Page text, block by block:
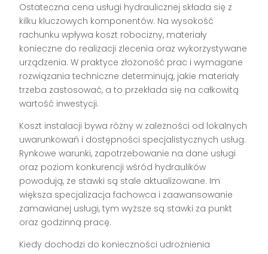
Ostateczna cena usługi hydraulicznej składa się z
kilku kluczowych komponentów. Na wysokość
rachunku wpływa koszt robocizny, materiały
konieczne do realizacji zlecenia oraz wykorzystywane
urządzenia. W praktyce złożoność prac i wymagane
rozwiązania techniczne determinują, jakie materiały
trzeba zastosować, a to przekłada się na całkowitą
wartość inwestycji.
Koszt instalacji bywa różny w zależności od lokalnych
uwarunkowań i dostępności specjalistycznych usług.
Rynkowe warunki, zapotrzebowanie na dane usługi
oraz poziom konkurencji wśród hydraulików
powodują, że stawki są stale aktualizowane. Im
większa specjalizacja fachowca i zaawansowanie
zamawianej usługi, tym wyższe są stawki za punkt
oraz godzinną pracę.
Kiedy dochodzi do konieczności udrożnienia